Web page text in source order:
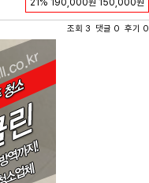
21% 190,000원 150,000원
조회 3 댓글 0 후기 0